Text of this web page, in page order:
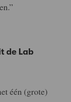
de Lab
één (grote)